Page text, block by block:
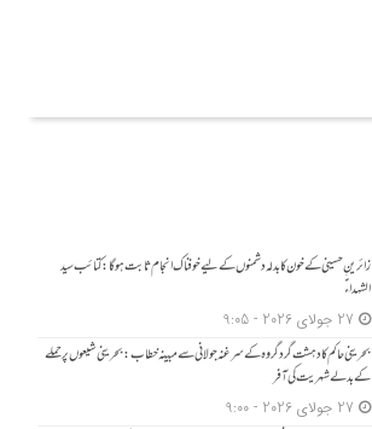
زائرینِ حسینی کے خون کا بدلہ دشمنوں کے لیے خوفناک انجام ثابت ہوگا: کتائب سید
الشہداءؑ
27 جولای 2026 - 9:05
بحرینی حاکم کا دہشت گرد گروہ کے سرغنہ جولانی سے مبینہ خطاب: بحرینی شیعوں پر حملے
کے بدلے شہریت کی آفر
27 جولای 2026 - 9:00